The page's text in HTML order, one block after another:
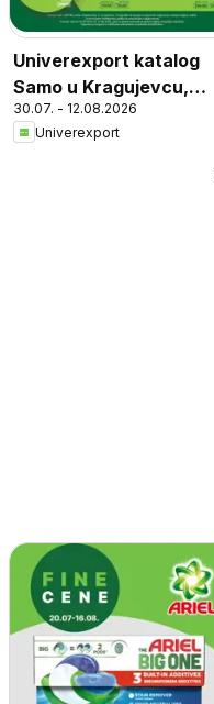
Univerexport katalog
Samo u Kragujevcu,
Janka Veselinovića 12
30.07. - 12.08.2026
Univerexport